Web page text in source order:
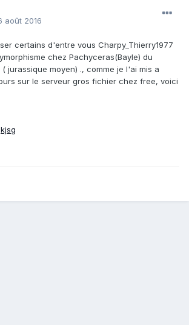
août 2016
certains d'entre vous Charpy_Thierry1977
chez Pachyceras(Bayle) du
jurassique moyen) ., comme je l'ai mis a
sur le serveur gros fichier chez free, voici